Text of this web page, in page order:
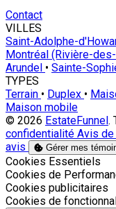
Contact
VILLES
Saint-Adolphe-
Montréal (Rivière-
Arundel • Sainte-
TYPES
Terrain • Duplex •
Maison mobile
© 2026 EstateFunnel .
confidentialité Avis
avis
Gérer mes
Activer
Cookies Essentiels
Activer
Cookies de
Activer
Cookies publicitaires
Activer
Cookies de